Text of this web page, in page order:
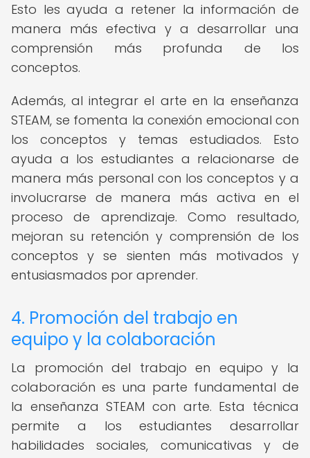
Esto les ayuda a retener la información de
manera más efectiva y a desarrollar una
comprensión más profunda de los
conceptos.
Además, al integrar el arte en la enseñanza
STEAM, se fomenta la conexión emocional con
los conceptos y temas estudiados. Esto
ayuda a los estudiantes a relacionarse de
manera más personal con los conceptos y a
involucrarse de manera más activa en el
proceso de aprendizaje. Como resultado,
mejoran su retención y comprensión de los
conceptos y se sienten más motivados y
entusiasmados por aprender.
4. Promoción del trabajo en
equipo y la colaboración
La promoción del trabajo en equipo y la
colaboración es una parte fundamental de
la enseñanza STEAM con arte. Esta técnica
permite a los estudiantes desarrollar
habilidades sociales, comunicativas y de